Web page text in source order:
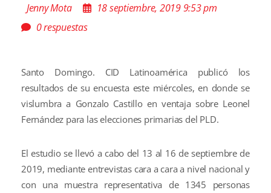
Jenny Mota
18 septiembre, 2019 9:53 pm
0 respuestas
Santo Domingo. CID Latinoamérica publicó los
resultados de su encuesta este miércoles, en donde se
vislumbra a Gonzalo Castillo en ventaja sobre Leonel
Fernández para las elecciones primarias del PLD.
El estudio se llevó a cabo del 13 al 16 de septiembre de
2019, mediante entrevistas cara a cara a nivel nacional y
con una muestra representativa de 1345 personas